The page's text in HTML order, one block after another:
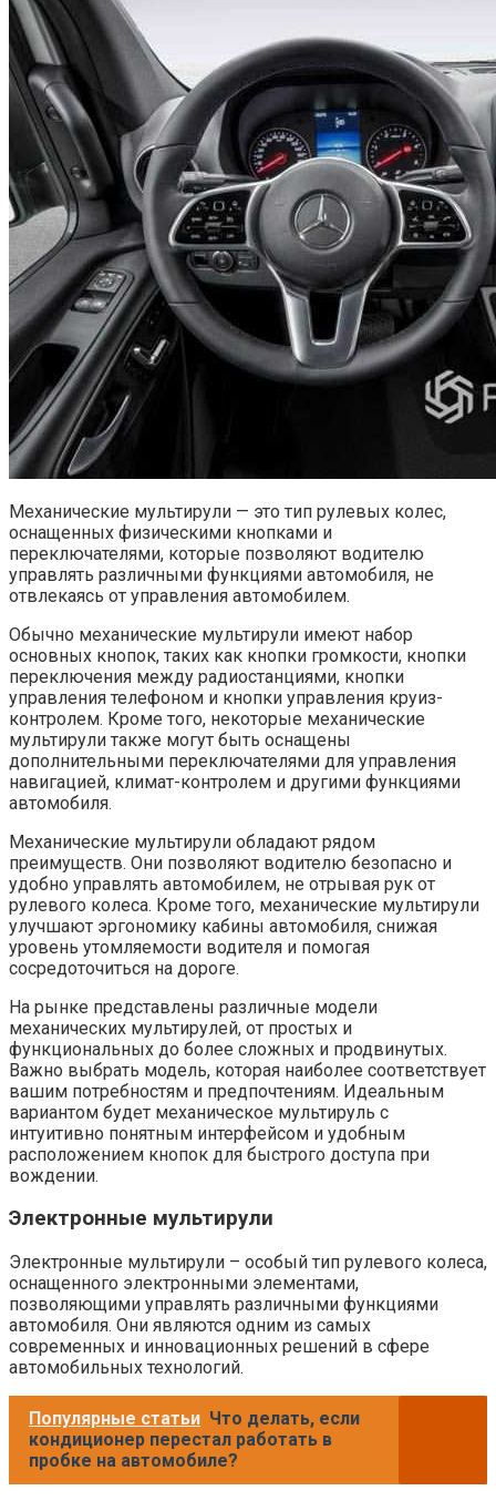
Механические мультирули — это тип рулевых колес,
оснащенных физическими кнопками и
переключателями, которые позволяют водителю
управлять различными функциями автомобиля, не
отвлекаясь от управления автомобилем.
Обычно механические мультирули имеют набор
основных кнопок, таких как кнопки громкости, кнопки
переключения между радиостанциями, кнопки
управления телефоном и кнопки управления круиз-
контролем. Кроме того, некоторые механические
мультирули также могут быть оснащены
дополнительными переключателями для управления
навигацией, климат-контролем и другими функциями
автомобиля.
Механические мультирули обладают рядом
преимуществ. Они позволяют водителю безопасно и
удобно управлять автомобилем, не отрывая рук от
рулевого колеса. Кроме того, механические мультирули
улучшают эргономику кабины автомобиля, снижая
уровень утомляемости водителя и помогая
сосредоточиться на дороге.
На рынке представлены различные модели
механических мультирулей, от простых и
функциональных до более сложных и продвинутых.
Важно выбрать модель, которая наиболее соответствует
вашим потребностям и предпочтениям. Идеальным
вариантом будет механическое мультируль с
интуитивно понятным интерфейсом и удобным
расположением кнопок для быстрого доступа при
вождении.
Электронные мультирули
Электронные мультирули – особый тип рулевого колеса,
оснащенного электронными элементами,
позволяющими управлять различными функциями
автомобиля. Они являются одним из самых
современных и инновационных решений в сфере
автомобильных технологий.
Популярные статьи Что делать, если
кондиционер перестал работать в
пробке на автомобиле?